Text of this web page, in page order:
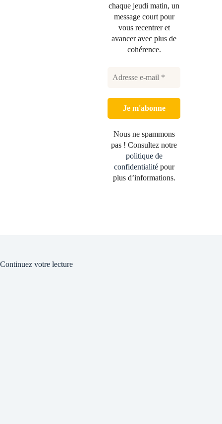
chaque jeudi matin, un
message court pour
vous recentrer et
avancer avec plus de
cohérence.
Nous ne spammons
pas ! Consultez notre
politique de
confidentialitépour
plus d’informations.
Continuez votre lecture